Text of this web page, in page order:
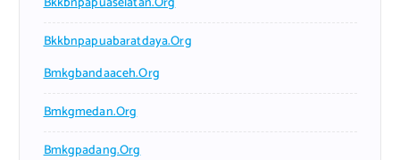
Bkkbnpapuabaratdaya.org
Bmkgbandaaceh.org
Bmkgmedan.org
Bmkgpadang.org